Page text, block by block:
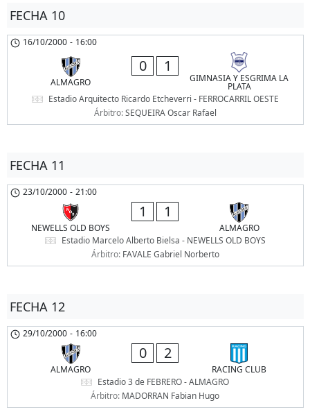
FECHA 10
16/10/2000 - 16:00
ALMAGRO
0 1
GIMNASIA Y ESGRIMA LA
PLATA
Estadio Arquitecto Ricardo Etcheverri - FERROCARRIL OESTE
Árbitro:SEQUEIRA Oscar Rafael
FECHA 11
23/10/2000 - 21:00
NEWELLS OLD BOYS
1 1
ALMAGRO
Estadio Marcelo Alberto Bielsa - NEWELLS OLD BOYS
Árbitro: FAVALE Gabriel Norberto
FECHA 12
29/10/2000 - 16:00
ALMAGRO
0 2
RACING CLUB
Estadio 3 de FEBRERO - ALMAGRO
Árbitro: MADORRAN Fabian Hugo